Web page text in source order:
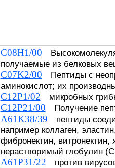
C08H1/00
получаемые из белковых
C07K2/00 Пептиды с
аминокислот; их
C12P1/02 микробных
C12P21/00 Получение
A61K38/39 пептиды
например коллаген,
фибронектин, витронектин,
нерастворимый глобулин
A61P31/22 против